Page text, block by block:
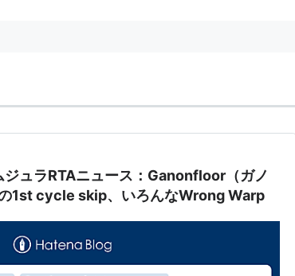
ュラRTAニュース：Ganonfloor（ガノ
1st cycle skip、いろんなWrong Warp